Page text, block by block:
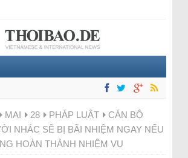
MAI 28 PHÁP LUẬT
CÁN BỘ
NHÁC SẼ BỊ BÃI NHIỆM NGAY NẾU
HOÀN THÀNH NHIỆM VỤ